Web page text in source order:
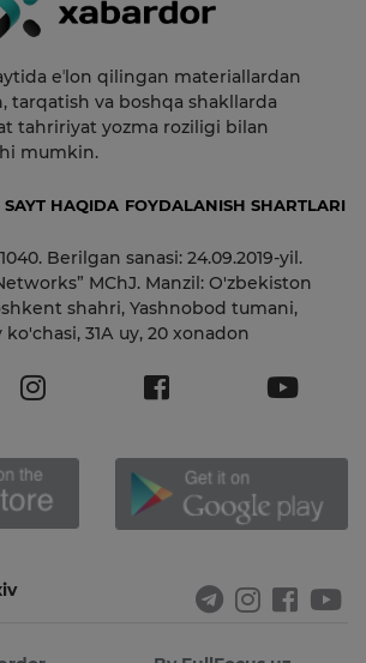
eʼlon qilingan materiallardan
tarqatish va boshqa shakllarda
tahririyat yozma roziligi bilan
mumkin.
SAYT HAQIDA FOYDALANISH SHARTLARI
Berilgan sanasi: 24.09.2019-yil.
MChJ. Manzil: O'zbekiston
shahri, Yashnobod tumani,
ko'chasi, 31А uy, 20 xonadon